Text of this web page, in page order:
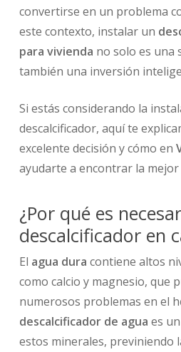
convertirse en un problema
este contexto, instalar un
para vivienda no solo es una
también una inversión
Si estás considerando la
descalcificador, aquí te
excelente decisión y cómo en
ayudarte a encontrar la mejor
¿Por qué es
descalcificador en
El agua dura contiene altos
como calcio y magnesio, que
numerosos problemas en el
descalcificador de agua es
estos minerales, previniendo